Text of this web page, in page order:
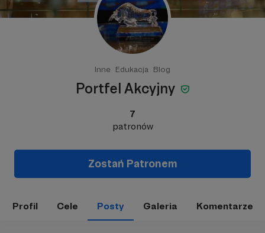
Inne Edukacja Blog
Portfel Akcyjny
7
patronów
Zostań Patronem
Profil Cele Posty Galeria Komentarze